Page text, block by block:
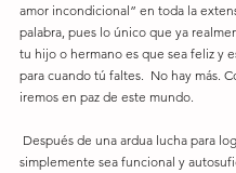
amor incondicional” en toda la
palabra, pues lo único que ya
tu hijo o hermano es que sea feliz y
para cuando tú faltes.  No hay más.
iremos en paz de este mundo.
simplemente sea funcional y